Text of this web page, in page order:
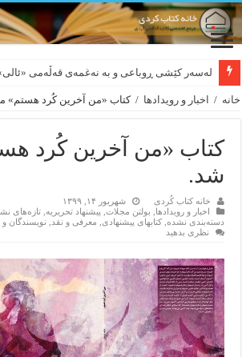
بورجە بێ دەلاقەکان نازانن دەرەوە چەند
خانه / اخبار و رویدادها / کتاب «من آخرین كُرد هستم»
کتاب «من آخرین كُرد
شد.
خانه کتاب کُردی
شهریور ۱۴, ۱۳۹۹
اخبار و رویدادها
بولتن مجلات پیشنهاد تحریریه ,تازەهای
دسته‌بندی نشده ,کتابهای پیشنهادی معرفی و نقد
نویسندگان
نظری بدهید